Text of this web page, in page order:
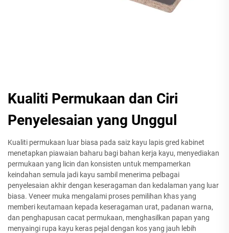
Kualiti Permukaan dan Ciri
Penyelesaian yang Unggul
Kualiti permukaan luar biasa pada saiz kayu lapis gred kabinet
menetapkan piawaian baharu bagi bahan kerja kayu, menyediakan
permukaan yang licin dan konsisten untuk mempamerkan
keindahan semula jadi kayu sambil menerima pelbagai
penyelesaian akhir dengan keseragaman dan kedalaman yang luar
biasa. Veneer muka mengalami proses pemilihan khas yang
memberi keutamaan kepada keseragaman urat, padanan warna,
dan penghapusan cacat permukaan, menghasilkan papan yang
menyaingi rupa kayu keras pejal dengan kos yang jauh lebih